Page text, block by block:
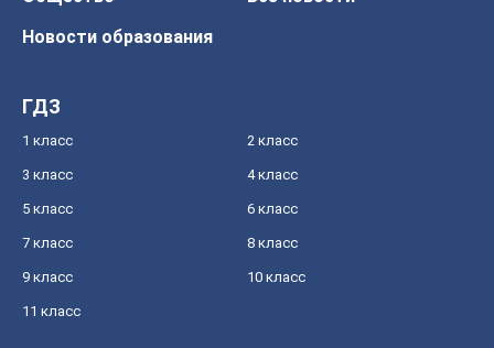
Новости образования
ГДЗ
1 класс 2 класс
3 класс 4 класс
5 класс 6 класс
7 класс 8 класс
9 класс 10 класс
11 класс